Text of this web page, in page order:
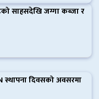
साहसदेखि जग्गा कब्जा र
स्थापना दिवसको अवसरमा